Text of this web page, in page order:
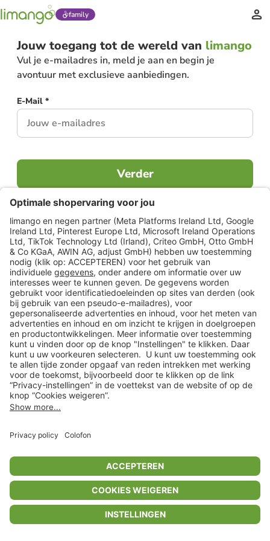
family
Jouw toegang tot de wereld van limango
Vul je e-mailadres in, meld je aan en begin je
avontuur met exclusieve aanbiedingen.
E-Mail *
Verder
Al lid?Inloggen
PrivacyinstellingenAlgemene voorwaardenPrivacybeleidColofon
Help Center